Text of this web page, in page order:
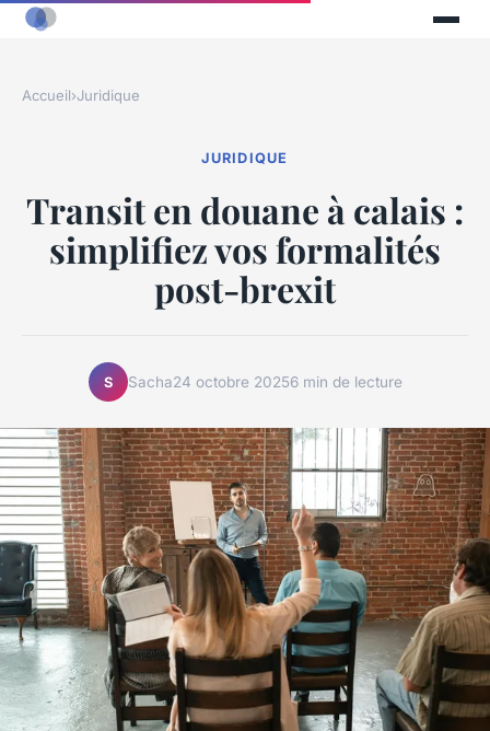
Accueil›Juridique
JURIDIQUE
Transit en douane à calais :
simplifiez vos formalités
post-brexit
S Sacha24 octobre 20256 min de lecture